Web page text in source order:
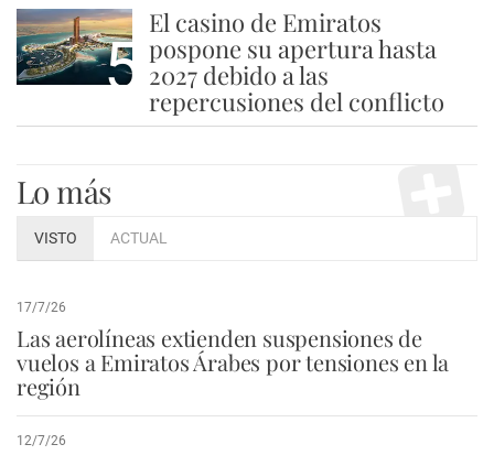
5
El casino de Emiratos
pospone su apertura hasta
2027 debido a las
repercusiones del conflicto
Lo más
VISTO ACTUAL
17/7/26
Las aerolíneas extienden suspensiones de
vuelos a Emiratos Árabes por tensiones en la
región
12/7/26